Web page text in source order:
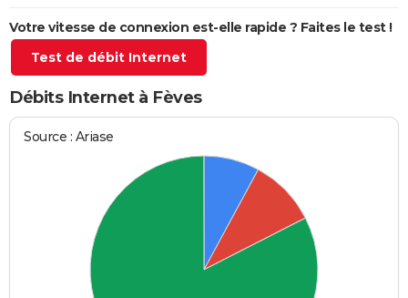
Votre vitesse de connexion est-elle rapide ? Faites le test !
Test de débit Internet
Débits Internet à Fèves
Source : Ariase